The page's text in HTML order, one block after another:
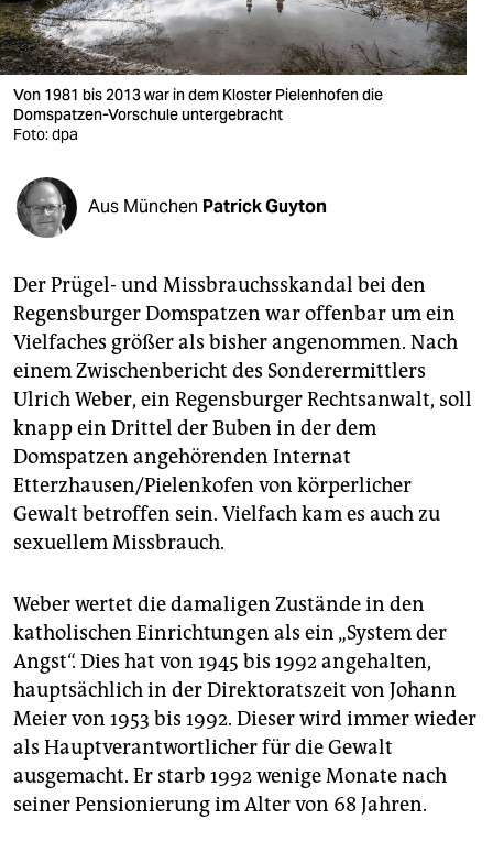
wahrheit
verlag
verlag
shop
fragen & hilfe
unterstützen
abo
genossenschaft
epaper login
Von 1981 bis 2013 war in dem Kloster Pielenhofen die
Domspatzen-Vorschule untergebracht
Foto: dpa
Aus München Patrick Guyton
Der Prügel- und Missbrauchsskandal bei den
Regensburger Domspatzen war offenbar um ein
Vielfaches größer als bisher angenommen. Nach
einem Zwischenbericht des Sonderermittlers
Ulrich Weber, ein Regensburger Rechtsanwalt, soll
knapp ein Drittel der Buben in der dem
Domspatzen angehörenden Internat
Etterzhausen/Pielenkofen von körperlicher
Gewalt betroffen sein. Vielfach kam es auch zu
sexuellem Missbrauch.
Weber wertet die damaligen Zustände in den
katholischen Einrichtungen als ein „System der
Angst“. Dies hat von 1945 bis 1992 angehalten,
hauptsächlich in der Direktoratszeit von Johann
Meier von 1953 bis 1992. Dieser wird immer wieder
als Hauptverantwortlicher für die Gewalt
ausgemacht. Er starb 1992 wenige Monate nach
seiner Pensionierung im Alter von 68 Jahren.